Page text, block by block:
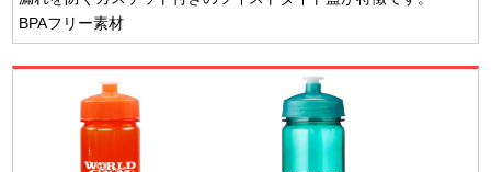
BPAフリー素材